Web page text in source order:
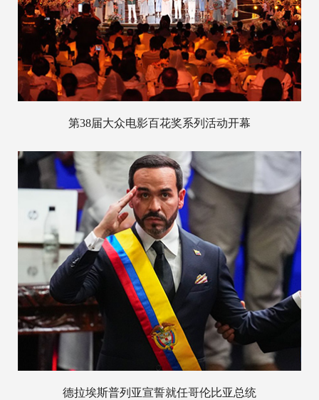
第38届大众电影百花奖系列活动开幕
德拉埃斯普列亚宣誓就任哥伦比亚总统